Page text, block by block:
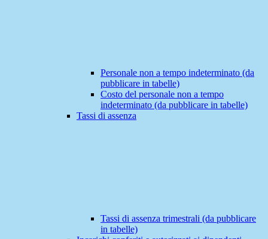
Personale non a tempo indeterminato (da
pubblicare in tabelle)
Costo del personale non a tempo
indeterminato (da pubblicare in tabelle)
Tassi di assenza
Tassi di assenza trimestrali (da pubblicare
in tabelle)